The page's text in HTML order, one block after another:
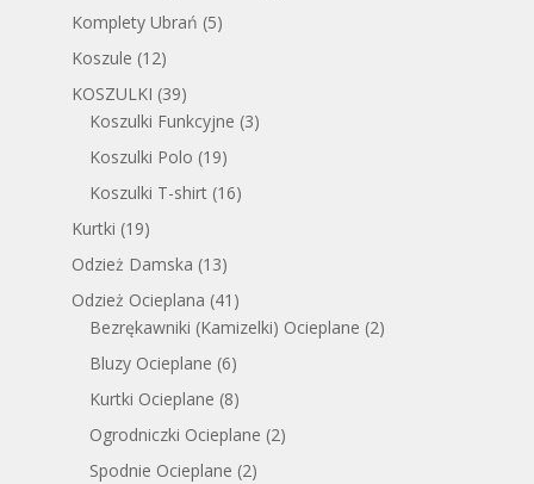
Komplety Ubrań (5)
Koszule (12)
KOSZULKI (39)
Koszulki Funkcyjne (3)
Koszulki Polo (19)
Koszulki T-shirt (16)
Kurtki (19)
Odzież Damska (13)
Odzież Ocieplana (41)
Bezrękawniki (Kamizelki) Ocieplane (2)
Bluzy Ocieplane (6)
Kurtki Ocieplane (8)
Ogrodniczki Ocieplane (2)
Spodnie Ocieplane (2)